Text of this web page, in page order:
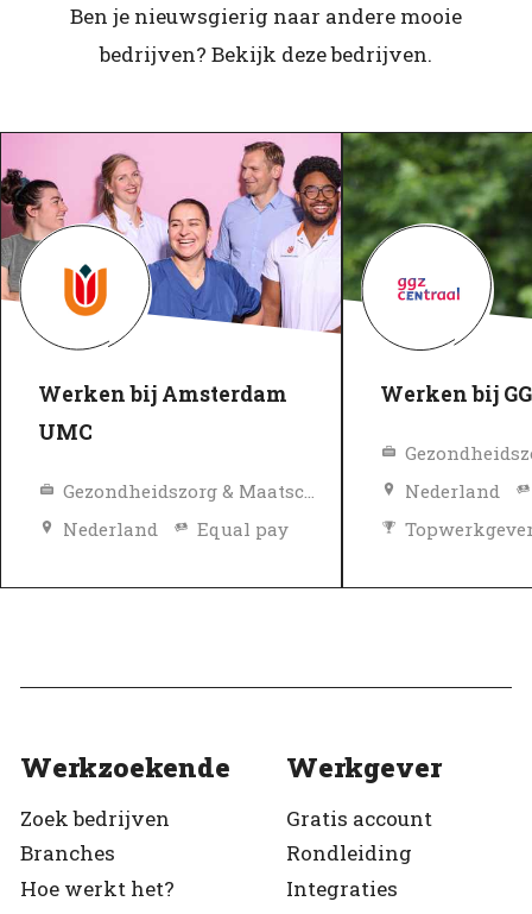
Ben je nieuwsgierig naar andere mooie
bedrijven? Bekijk deze bedrijven.
Werken bij Amsterdam
UMC
Gezondheidszorg & Maatschappelijke dienstverlening
Nederland
Equal pay
Werken bij
Nederland
Werkzoekende
Zoek bedrijven
Branches
Hoe werkt het?
Werkgever
Gratis account
Rondleiding
Integraties